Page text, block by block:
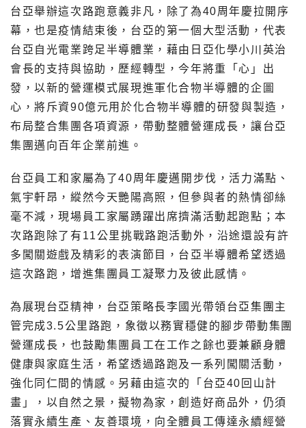
台亞舉辦這次路跑意義非凡，除了為40周年慶拉開序
幕，也是疫情結束後，台亞的第一個大型活動，代表
台亞自光電業跨足半導體業，藉由日亞化學小川英治
會長的支持與協助，歷經轉型，今年將重「心」出
發，以新的營運模式展現進軍化合物半導體的企圖
心，將斥資90億元用於化合物半導體的研發與製造，
布局整合集團各項資源，帶動整體營運成長，讓台亞
集團邁向百年企業前進。
台亞員工和家屬為了40周年慶邁開步伐，活力滿點、
氣宇軒昂，縱然今天艷陽高照，但參與者的熱情卻絲
毫不減，現場員工家屬踴躍出席擠滿活動起跑點；本
次路跑除了有11公里挑戰路跑活動外，沿途還設有許
多闖關遊戲及精彩的表演節目，台亞半導體希望透過
這次路跑，增進集團員工凝聚力及彼此感情。
為展現台亞精神，台亞策略長李國光帶領台亞集團主
管完成3.5公里路跑，象徵以務實穩健的腳步帶動集團
營運成長，也鼓勵集團員工在工作之餘也要兼顧身體
健康與家庭生活，希望透過路跑及一系列闖關活動，
強化同仁間的情感。另藉由這次的「台亞40回山計
畫」，以自然之景，擬物為家，創造好商品外，仍須
落實永續生產、友善環境，向全體員工傳達永續經營